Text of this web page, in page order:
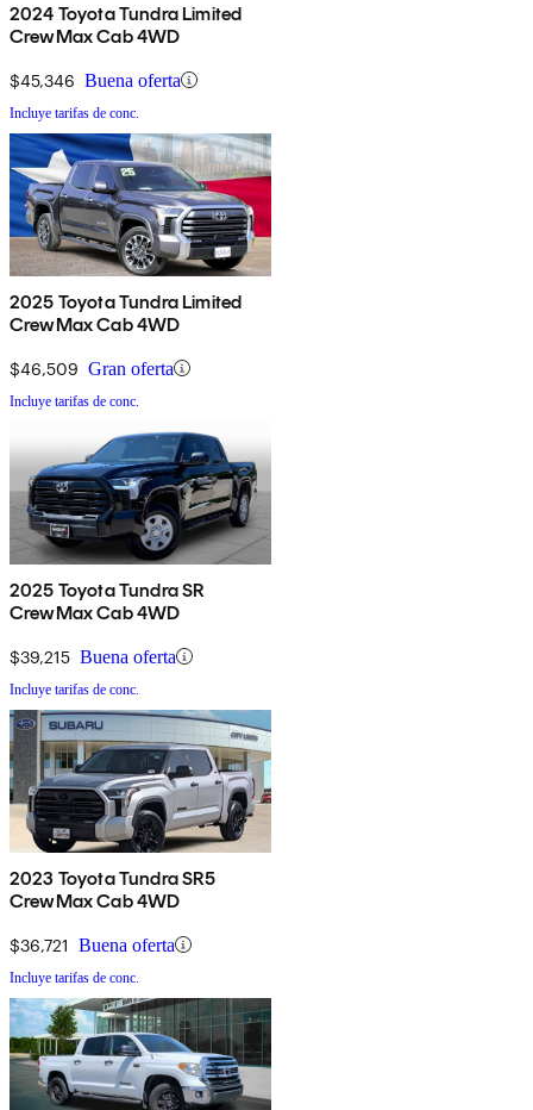
2024 Toyota Tundra Limited
CrewMax Cab 4WD
$45,346 Buena oferta
Incluye tarifas de conc.
2025 Toyota Tundra Limited
CrewMax Cab 4WD
$46,509 Gran oferta
Incluye tarifas de conc.
2025 Toyota Tundra SR
CrewMax Cab 4WD
$39,215 Buena oferta
Incluye tarifas de conc.
2023 Toyota Tundra SR5
CrewMax Cab 4WD
$36,721 Buena oferta
Incluye tarifas de conc.